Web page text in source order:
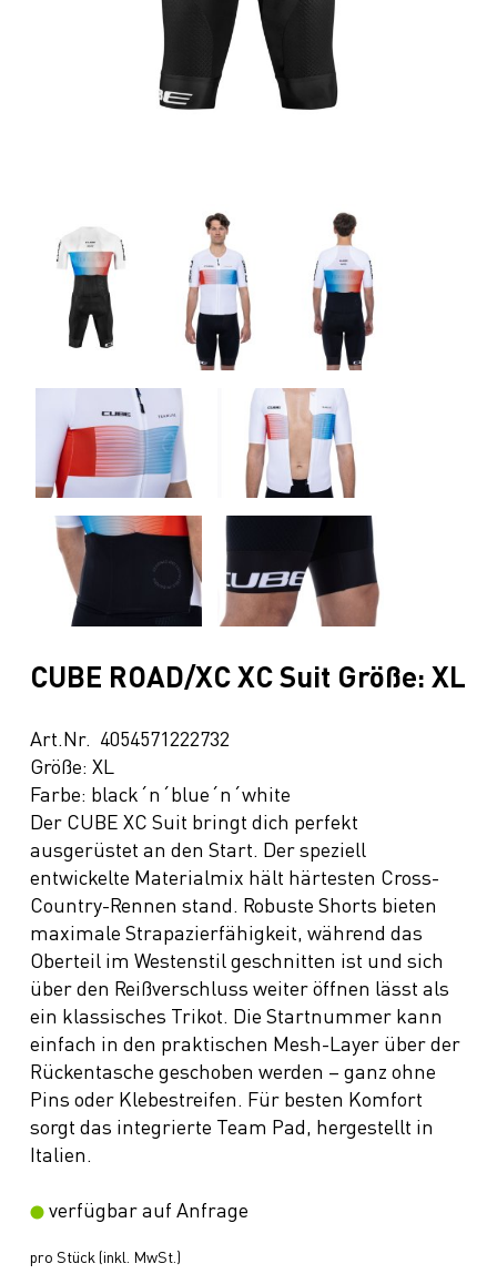
CUBE ROAD/XC XC Suit Größe: XL
Art.Nr. 4054571222732
Größe: XL
Farbe: black´n´blue´n´white
Der CUBE XC Suit bringt dich perfekt
ausgerüstet an den Start. Der speziell
entwickelte Materialmix hält härtesten Cross-
Country-Rennen stand. Robuste Shorts bieten
maximale Strapazierfähigkeit, während das
Oberteil im Westenstil geschnitten ist und sich
über den Reißverschluss weiter öffnen lässt als
ein klassisches Trikot. Die Startnummer kann
einfach in den praktischen Mesh-Layer über der
Rückentasche geschoben werden – ganz ohne
Pins oder Klebestreifen. Für besten Komfort
sorgt das integrierte Team Pad, hergestellt in
Italien.
verfügbar auf Anfrage
pro Stück (inkl. MwSt.)